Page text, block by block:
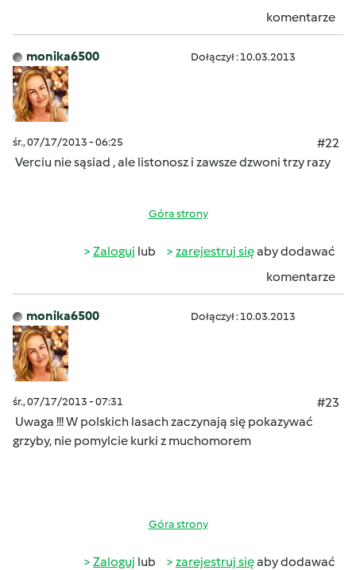
komentarze
monika6500 Dołączył : 10.03.2013
śr., 07/17/2013 - 06:25
#22
Verciu nie sąsiad , ale listonosz i zawsze dzwoni trzy razy
Góra strony
Zaloguj lub zarejestruj sięaby dodawać
komentarze
monika6500 Dołączył : 10.03.2013
śr., 07/17/2013 - 07:31
#23
Uwaga !!! W polskich lasach zaczynają się pokazywać
grzyby, nie pomylcie kurki z muchomorem
Góra strony
Zaloguj lub zarejestruj sięaby dodawać